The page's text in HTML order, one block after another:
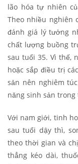
lão hóa tự nhiên
Theo nhiều nghiên
đánh giá lý tưởng
chất lượng buồng
sau tuổi 35. Vì thế,
hoặc sắp điều trị
sản nên nghiêm
năng sinh sản
Với nam giới, tinh
sau tuổi dậy thì,
theo thời gian và
thẳng kéo dài,